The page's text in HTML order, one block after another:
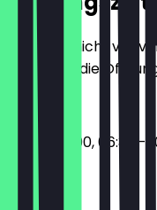
Damit du nicht vor
halten wir die
17:00 - 22:00, 06:30 -